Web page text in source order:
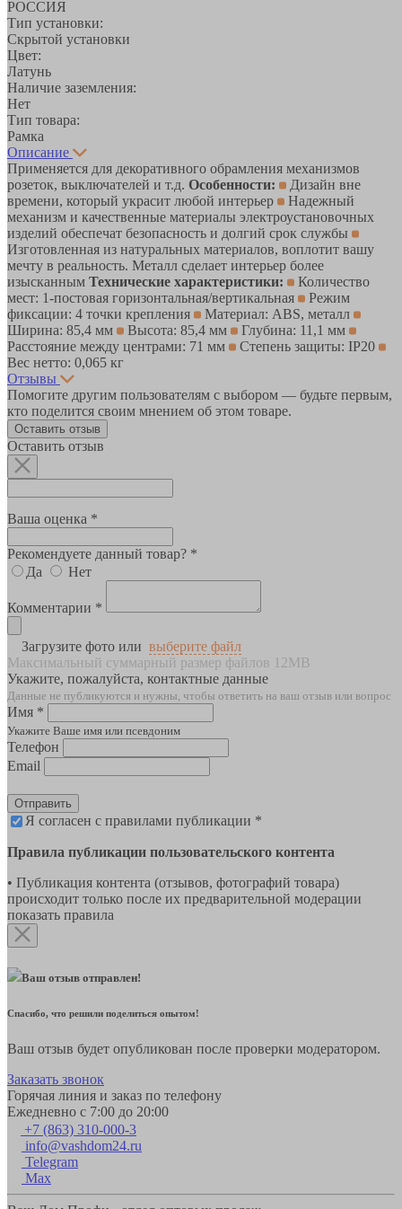
РОССИЯ
Тип установки:
Скрытой установки
Цвет:
Латунь
Наличие заземления:
Нет
Тип товара:
Рамка
Описание
Применяется для декоративного обрамления механизмов
розеток, выключателей и т.д. Особенности:
Дизайн вне
времени, который украсит любой интерьер
Надежный
механизм и качественные материалы электроустановочных
изделий обеспечат безопасность и долгий срок службы
Изготовленная из натуральных материалов, воплотит вашу
мечту в реальность. Металл сделает интерьер более
изысканным Технические характеристики:
Количество
мест: 1-постовая горизонтальная/вертикальная
Режим
фиксации: 4 точки крепления
Материал: ABS, металл
Ширина: 85,4 мм
Высота: 85,4 мм
Глубина: 11,1 мм
Расстояние между центрами: 71 мм
Степень защиты: IP20
Вес нетто: 0,065 кг
Отзывы
Помогите другим пользователям с выбором — будьте первым,
кто поделится своим мнением об этом товаре.
Оставить отзыв
Оставить отзыв
Ваша оценка *
Рекомендуете данный товар? *
Да
Нет
Комментарии *
Загрузите фото или выберите файл
Максимальный суммарный размер файлов 12MB
Укажите, пожалуйста, контактные данные
Данные не публикуются и нужны, чтобы ответить на ваш отзыв или вопрос
Имя *
Укажите Ваше имя или псевдоним
Телефон
Email
Отправить
Я согласен с правилами публикации *
Правила публикации пользовательского контента
• Публикация контента (отзывов, фотографий товара)
происходит только после их предварительной модерации
показать правила
Ваш отзыв отправлен!
Спасибо, что решили поделиться опытом!
Ваш отзыв будет опубликован после проверки модератором.
Заказать звонок
Горячая линия и заказ по телефону
Ежедневно с 7:00 до 20:00
+7 (863) 310-000-3
info@vashdom24.ru
Telegram
Max